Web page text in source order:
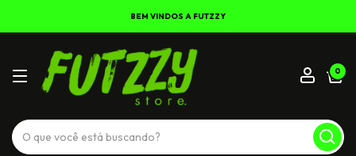
BEM VINDOS A FUTZZY
0